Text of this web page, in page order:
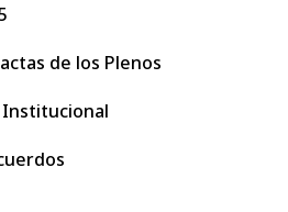
de los Plenos